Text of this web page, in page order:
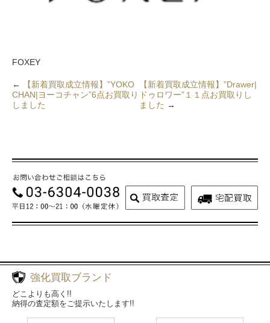
FOXEY
←
【新着買取成立情報】”YOKO
CHAN|ヨーコチャン”6点お買取り
しました
【新着買取成立情報】”Drawer|
ドゥロワー”１１点お買取りし
ました →
強化買取ブランド
どこよりも高く!!
納得の査定額をご提示いたします!!